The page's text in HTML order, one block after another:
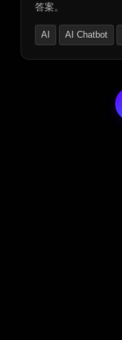
答案。
AI AI Chatbot